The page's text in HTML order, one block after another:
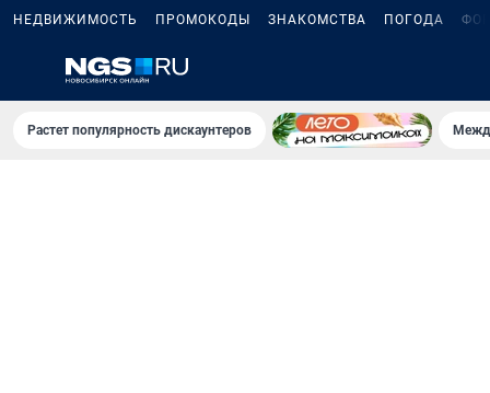
НЕДВИЖИМОСТЬ ПРОМОКОДЫ ЗНАКОМСТВА ПОГОДА
Растет популярность дискаунтеров